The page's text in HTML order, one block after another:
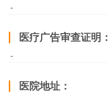
-
医疗广告审查证明：
-
医院地址：